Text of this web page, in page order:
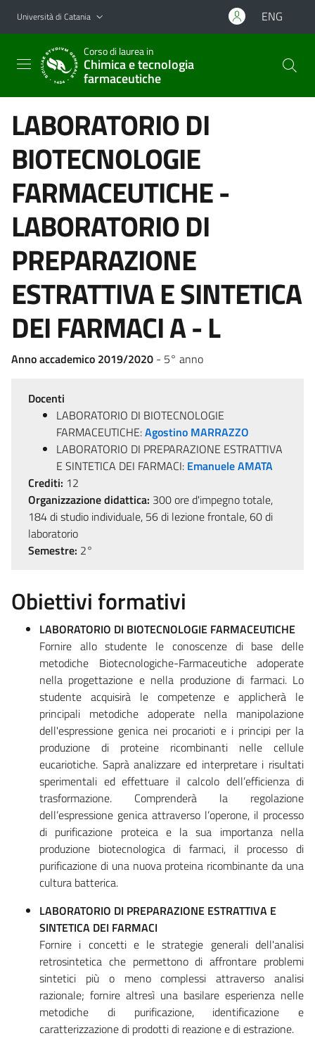
Vai al contenuto principale
Vai al menu di navigazione
Università di Catania ENG
Corso di laurea in
Chimica e tecnologia
farmaceutiche
LABORATORIO DI
BIOTECNOLOGIE
FARMACEUTICHE -
LABORATORIO DI
PREPARAZIONE
ESTRATTIVA E SINTETICA
DEI FARMACI A - L
Anno accademico 2019/2020 - 5° anno
Docenti
LABORATORIO DI BIOTECNOLOGIE
FARMACEUTICHE:Agostino MARRAZZO
LABORATORIO DI PREPARAZIONE ESTRATTIVA
E SINTETICA DEI FARMACI: Emanuele AMATA
Crediti: 12
Organizzazione didattica: 300 ore d'impegno totale,
184 di studio individuale, 56 di lezione frontale, 60 di
laboratorio
Semestre: 2°
Obiettivi formativi
LABORATORIO DI BIOTECNOLOGIE FARMACEUTICHE
Fornire allo studente le conoscenze di base delle
metodiche Biotecnologiche-Farmaceutiche adoperate
nella progettazione e nella produzione di farmaci. Lo
studente acquisirà le competenze e applicherà le
principali metodiche adoperate nella manipolazione
dell'espressione genica nei procarioti e i principi per la
produzione di proteine ricombinanti nelle cellule
eucariotiche. Saprà analizzare ed interpretare i risultati
sperimentali ed effettuare il calcolo dell’efficienza di
trasformazione. Comprenderà la regolazione
dell’espressione genica attraverso l’operone, il processo
di purificazione proteica e la sua importanza nella
produzione biotecnologica di farmaci, il processo di
purificazione di una nuova proteina ricombinante da una
cultura batterica.
LABORATORIO DI PREPARAZIONE ESTRATTIVA E
SINTETICA DEI FARMACI
Fornire i concetti e le strategie generali dell'analisi
retrosintetica che permettono di affrontare problemi
sintetici più o meno complessi attraverso analisi
razionale; fornire altresì una basilare esperienza nelle
metodiche di purificazione, identificazione e
caratterizzazione di prodotti di reazione e di estrazione.